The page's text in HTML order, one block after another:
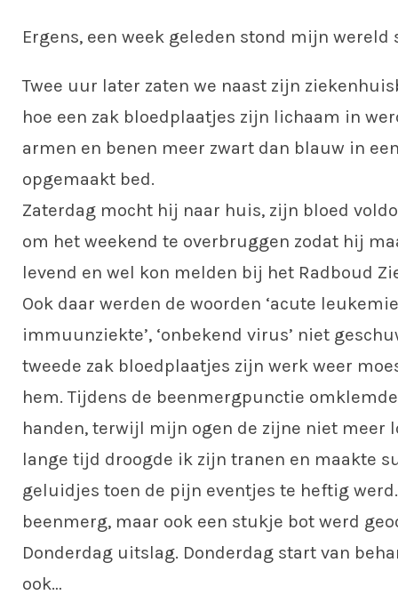
Ergens, een week geleden stond mijn wereld
Twee uur later zaten we naast zijn
hoe een zak bloedplaatjes zijn lichaam in
armen en benen meer zwart dan blauw in
opgemaakt bed.
Zaterdag mocht hij naar huis, zijn bloed
om het weekend te overbruggen zodat hij
levend en wel kon melden bij het Radboud
Ook daar werden de woorden ‘acute
immuunziekte’, ‘onbekend virus’ niet
tweede zak bloedplaatjes zijn werk weer
hem. Tijdens de beenmergpunctie
handen, terwijl mijn ogen de zijne niet meer
lange tijd droogde ik zijn tranen en maakte
geluidjes toen de pijn eventjes te heftig
beenmerg, maar ook een stukje bot werd
Donderdag uitslag. Donderdag start van
ook…